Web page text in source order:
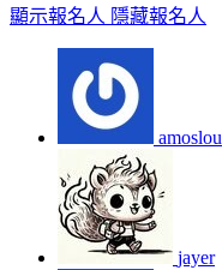
顯示報名人 隱藏報名人
amoslou
jayer